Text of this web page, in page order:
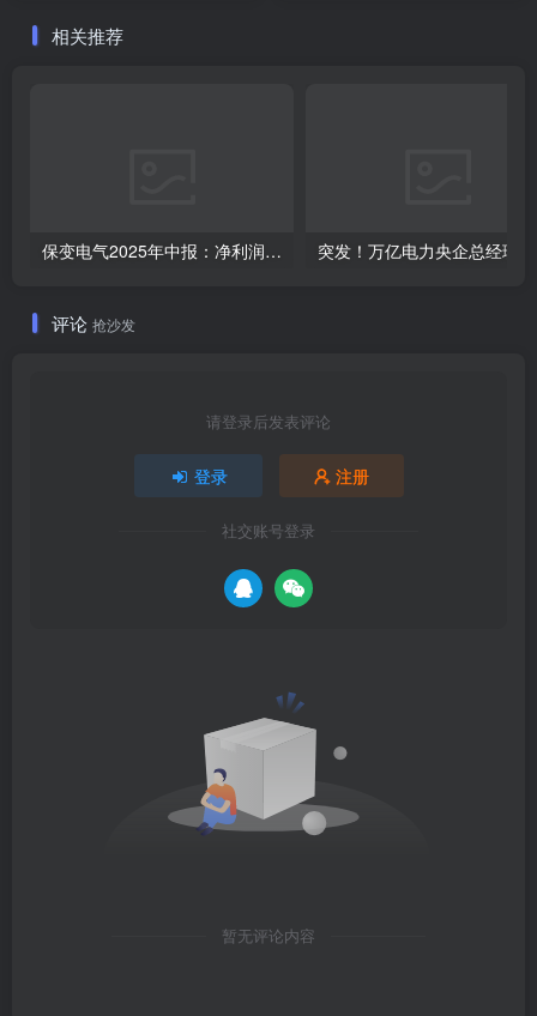
相关推荐
保变电气2025年中报：净利润同比飙升230.76%，控股股东变更落定
评论 抢沙发
请登录后发表评论
登录 注册
社交账号登录
暂无评论内容